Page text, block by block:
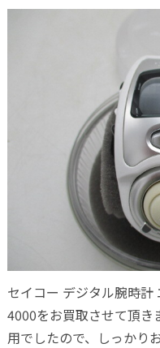
セイコー デジタル腕時計
4000をお買取させて頂き
用でしたので、しっかり